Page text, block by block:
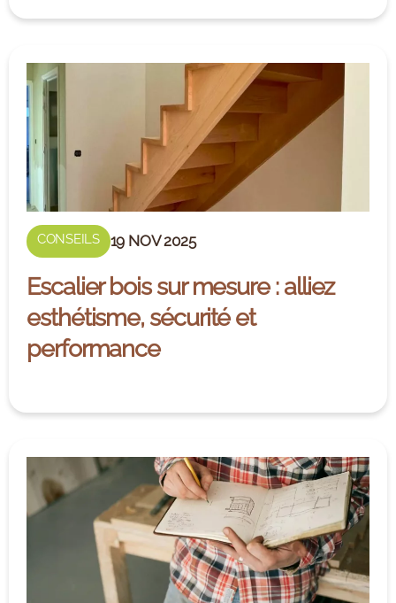
CONSEILS 19 NOV 2025
Escalier bois sur mesure : alliez
esthétisme, sécurité et
performance